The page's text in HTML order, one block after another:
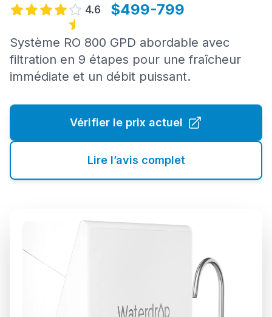
4.6 $499-799
Système RO 800 GPD abordable avec
filtration en 9 étapes pour une fraîcheur
immédiate et un débit puissant.
Vérifier le prix actuel
Lire l’avis complet